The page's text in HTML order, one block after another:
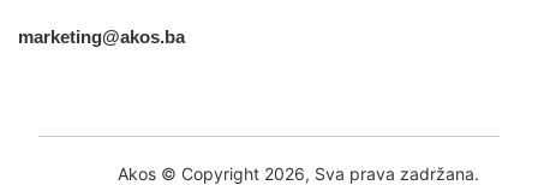
marketing@akos.ba
Akos © Copyright 2026, Sva prava zadržana.